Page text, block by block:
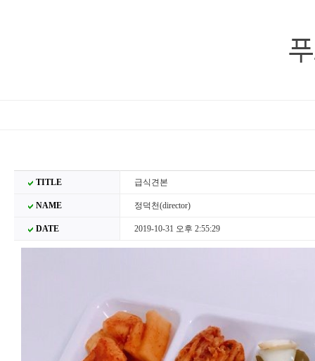
TITLE 급식견본
NAME 정덕천(director)
DATE 2019-10-31 오후 2:55:29